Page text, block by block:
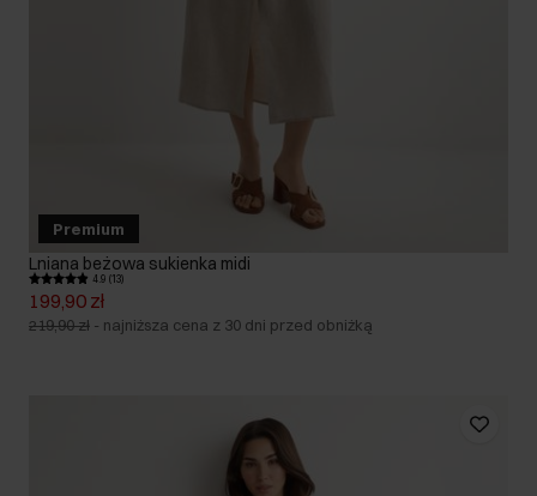
Premium
Lniana beżowa sukienka midi
4.9 (13)
199,90 zł
219,90 zł - najniższa cena z 30 dni przed obniżką